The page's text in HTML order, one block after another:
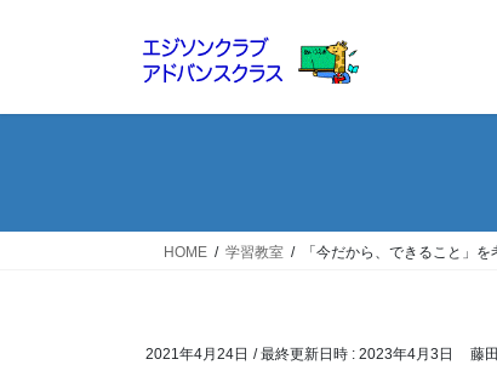
HOME 学習教室 「今だから、できること」を
2021年4月24日 / 最終更新日時 : 2023年4月3日 藤